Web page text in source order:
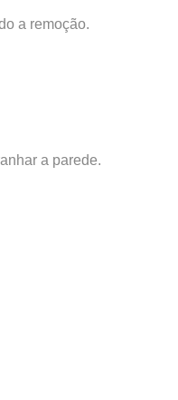
a remoção.
a parede.